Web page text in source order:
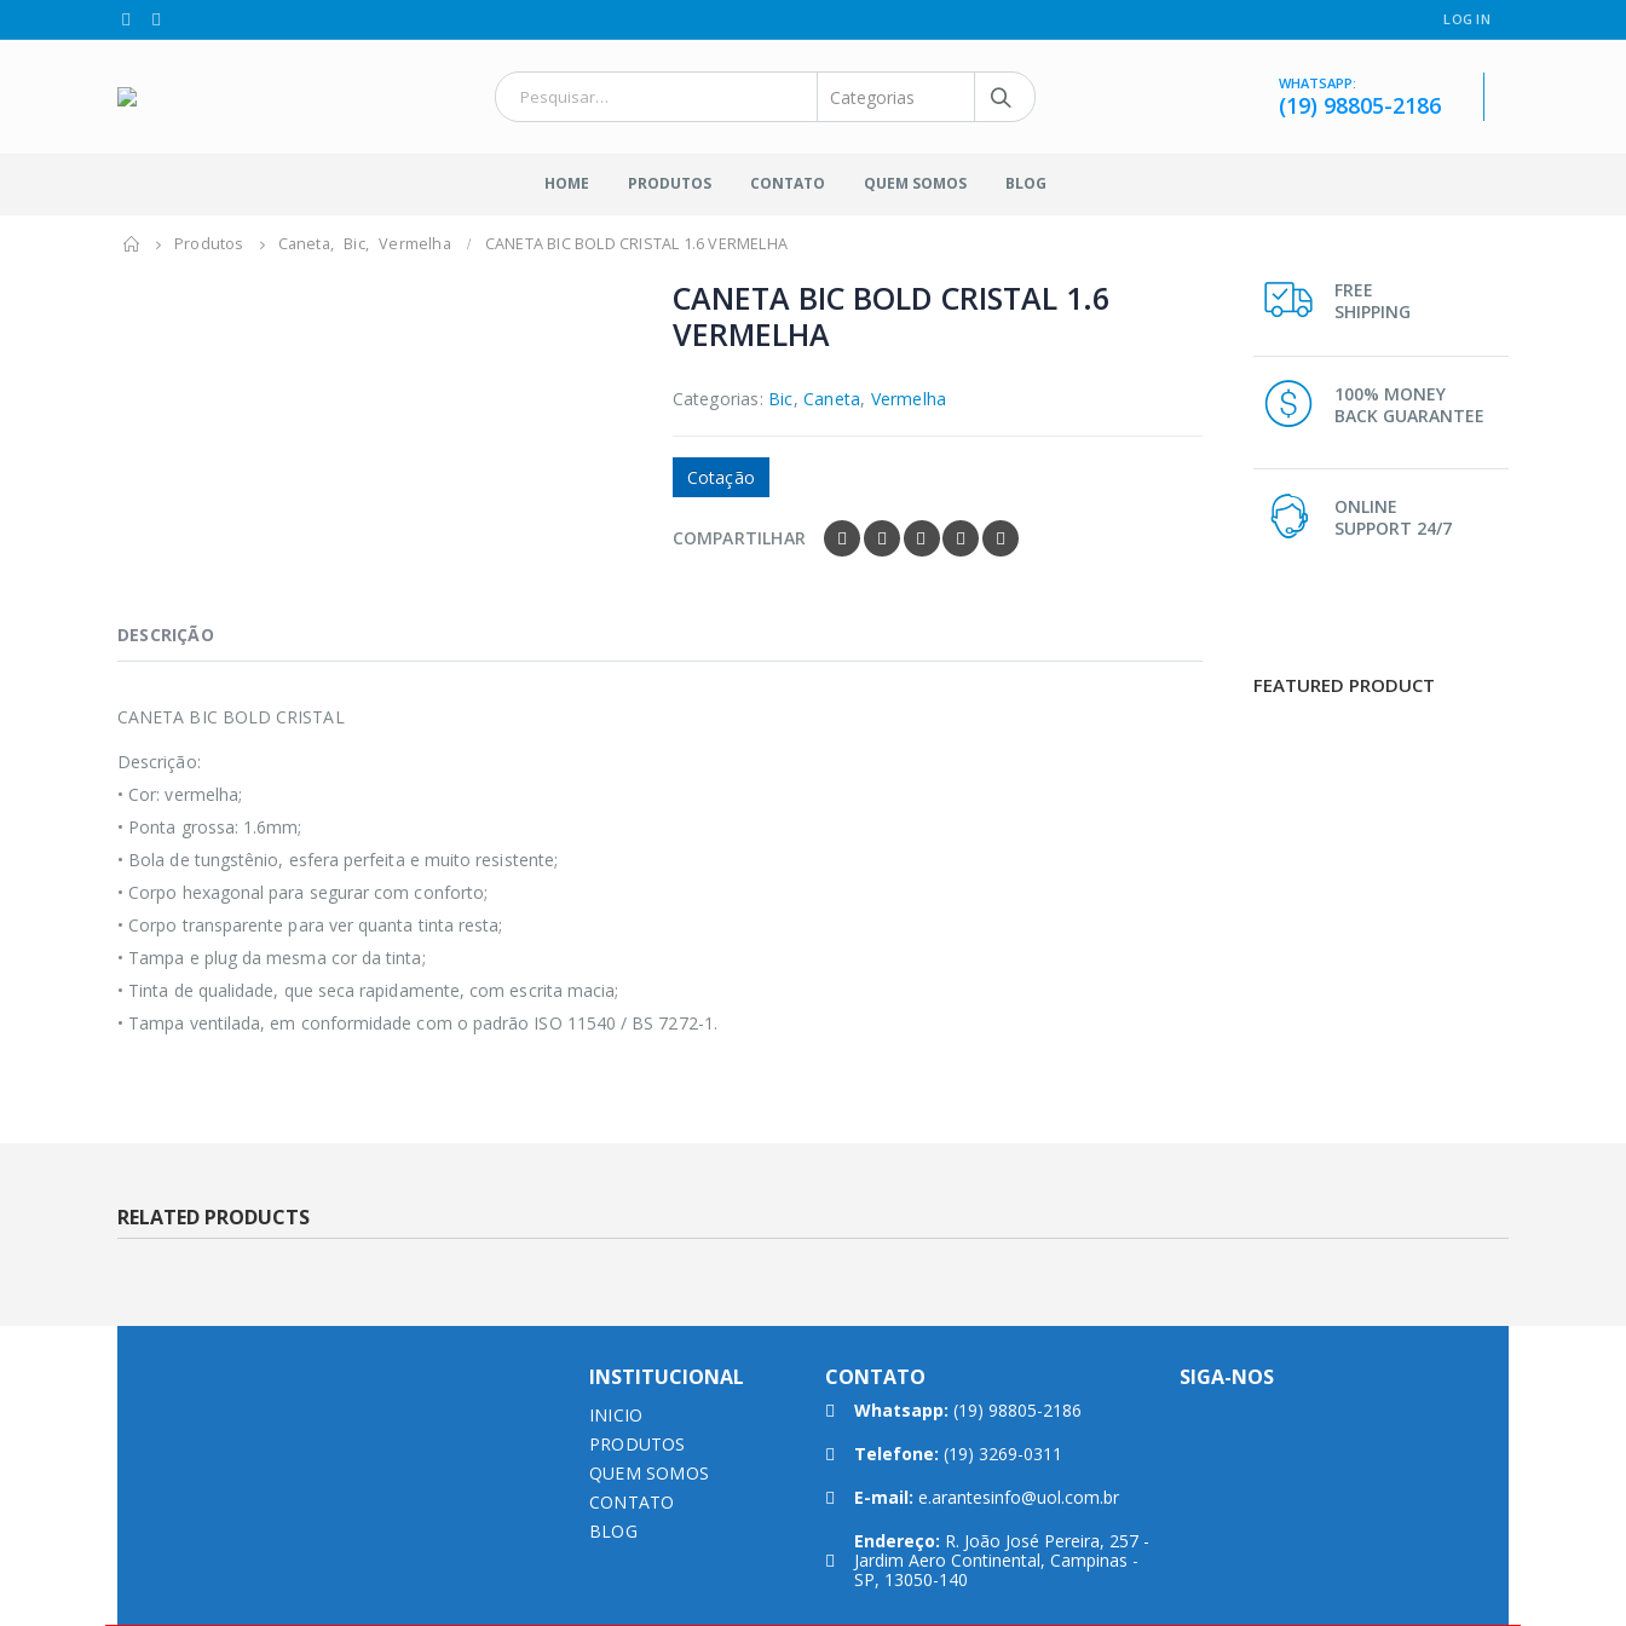
LOG IN
WHATSAPP:
(19) 98805-2186
HOME PRODUTOS CONTATO QUEM SOMOS BLOG
Produtos Caneta, Bic, Vermelha CANETA BIC BOLD CRISTAL 1.6 VERMELHA
CANETA BIC BOLD CRISTAL 1.6
VERMELHA
Categorias: Bic,Caneta, Vermelha
Cotação
COMPARTILHAR
DESCRIÇÃO
CANETA BIC BOLD CRISTAL
Descrição:
• Cor: vermelha;
• Ponta grossa: 1.6mm;
• Bola de tungstênio, esfera perfeita e muito resistente;
• Corpo hexagonal para segurar com conforto;
• Corpo transparente para ver quanta tinta resta;
• Tampa e plug da mesma cor da tinta;
• Tinta de qualidade, que seca rapidamente, com escrita macia;
• Tampa ventilada, em conformidade com o padrão ISO 11540 / BS 7272-1.
FREE
SHIPPING
100% MONEY
BACK GUARANTEE
ONLINE
SUPPORT 24/7
FEATURED PRODUCT
RELATED PRODUCTS
INSTITUCIONAL
INICIO
PRODUTOS
QUEM SOMOS
CONTATO
BLOG
CONTATO
Whatsapp: (19) 98805-2186
Telefone: (19) 3269-0311
E-mail: e.arantesinfo@uol.com.br
Endereço: R. João José Pereira, 257 -
Jardim Aero Continental, Campinas -
SP, 13050-140
SIGA-NOS